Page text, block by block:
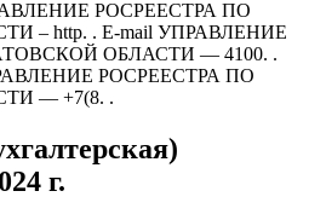
РОСРЕЕСТРА ПО
– http. . E-mail УПРАВЛЕНИЕ
ОБЛАСТИ — 4100. .
РОСРЕЕСТРА ПО
— +7(8. .
г.